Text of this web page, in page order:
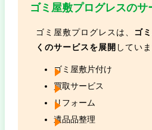
ゴミ屋敷プログレスのサ
ゴミ屋敷プログレスは、
ゴ
くのサービスを展開 していま
ゴミ屋敷片付け
買取サービス
リフォーム
遺品品整理